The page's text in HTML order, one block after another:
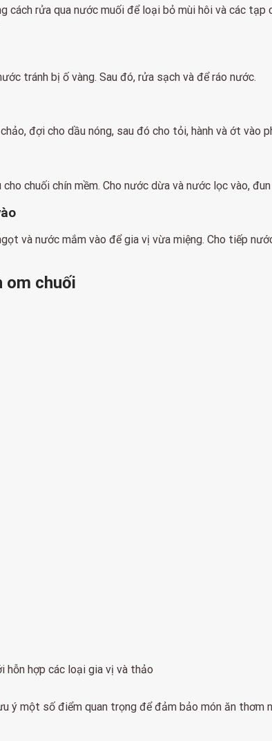
cách rửa qua nước muối để loại bỏ mùi hôi và các
tránh bị ố vàng. Sau đó, rửa sạch và để ráo nước.
đợi cho dầu nóng, sau đó cho tỏi, hành và ớt
chuối chín mềm. Cho nước dừa và nước lọc vào,
và nước mắm vào để gia vị vừa miệng. Cho tiếp
om chuối
hỗn hợp các loại gia vị và thảo
ý một số điểm quan trọng để đảm bảo món ăn